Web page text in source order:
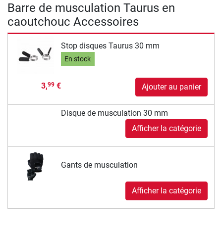
Barre de musculation Taurus en
caoutchouc Accessoires
Stop disques Taurus 30 mm
En stock
3,99€ Ajouter au panier
Disque de musculation 30 mm
Afficher la catégorie
Gants de musculation
Afficher la catégorie